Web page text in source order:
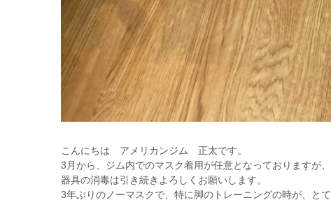
こんにちは アメリカンジム 正太です。
3月から、ジム内でのマスク着用が任意となっておりますが
器具の消毒は引き続きよろしくお願いします。
3年ぶりのノーマスクで、特に脚のトレーニングの時が、と